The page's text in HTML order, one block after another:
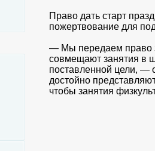
Право дать старт
пожертвование для
— Мы передаем право
совмещают занятия в
поставленной цели, —
достойно​
чтобы занятия